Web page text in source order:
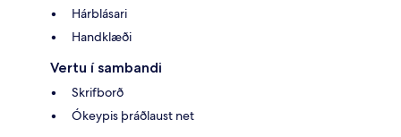
Hárblásari
Handklæði
Vertu í sambandi
Skrifborð
Ókeypis þráðlaust net